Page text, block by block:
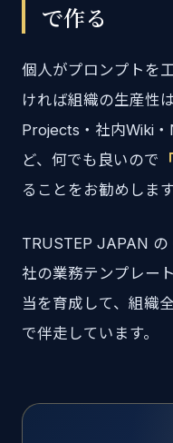
で作る
個人がプロンプトを
ければ組織の生産性
Projects・社内Wiki
ど、何でも良いので
ることをお勧めします
TRUSTEP JAPAN
社の業務テンプレー
当を育成して、組織
で伴走しています。